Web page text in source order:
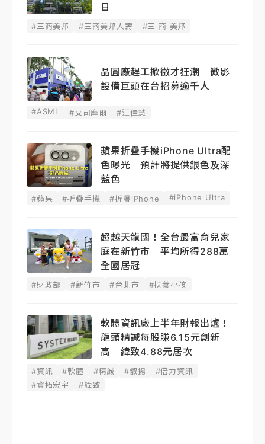
日
#三商美邦 #三商美邦人壽 #三 商 美邦
晶圓廠趕工掀徵才狂潮 微影
設備巨頭在台招募逾千人
#ASML #艾司摩爾 #汪佳慧
蘋果折疊手機iPhone Ultra配
色曝光 預計將提供銀色及深
藍色
#蘋果 #折疊手機 #折疊iPhone #iPhone Ultra
超越天龍國！全台最富育兒家
庭在新竹市 平均所得288萬
全國居冠
#財政部 #新竹市 #台北市 #扶養小孩
軟體資訊廠上半年財報出爐！
龍頭精誠每股賺6.15元創新
高 緯致4.88元居次
#資訊 #軟體 #精誠 #叡揚
#倍力資訊
#資拓宏宇
#緯致